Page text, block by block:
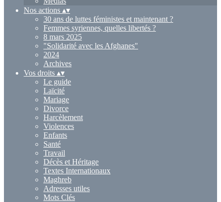
Nos actions ▴▾
30 ans de luttes féministes et maintenant ?
Femmes syriennes, quelles libertés ?
8 mars 2025
"Solidarité avec les Afghanes"
2024
Archives
Vos droits ▴▾
Le guide
Laïcité
Mariage
Divorce
Harcèlement
Violences
Enfants
Santé
Travail
Décès et Héritage
Textes Internationaux
Maghreb
Adresses utiles
Mots Clés